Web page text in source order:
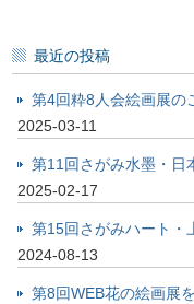
最近の投稿
第4回粋8人会絵画展の
2025-03-11
第11回さがみ水墨・日
2025-02-17
第15回さがみハート・
2024-08-13
第8回WEB花の絵画展